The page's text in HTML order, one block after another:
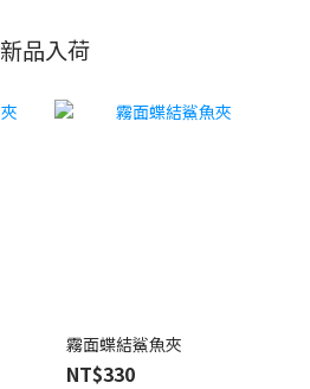
新品入荷
霧面蝶結鯊魚夾
NT$330